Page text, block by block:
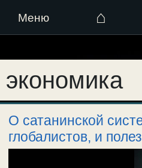
Меню ⌂
к
содержимому
экономика
О сатанинской
глобалистов, и